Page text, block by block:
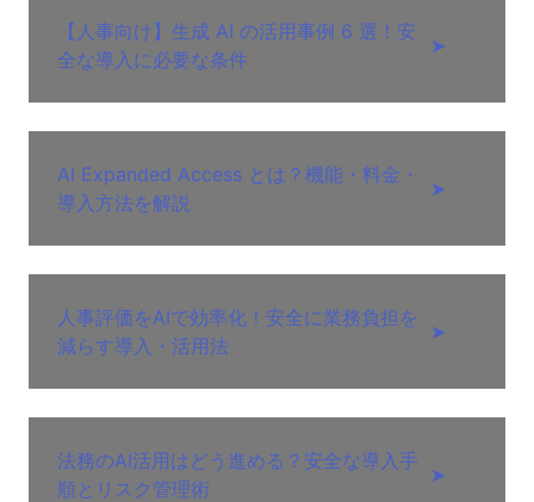
【人事向け】生成 AI の活用事例 6 選！安
全な導入に必要な条件
➤
AI Expanded Access とは？機能・料金・
導入方法を解説
➤
人事評価をAIで効率化！安全に業務負担を
減らす導入・活用法
➤
法務のAI活用はどう進める？安全な導入手
順とリスク管理術
➤